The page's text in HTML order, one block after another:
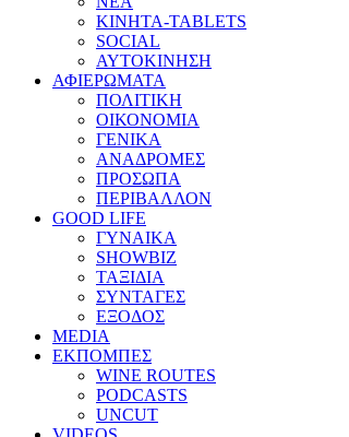
ΚΙΝΗΤΑ-TABLETS
SOCIAL
ΑΥΤΟΚΙΝΗΣΗ
ΑΦΙΕΡΩΜΑΤΑ
ΠΟΛΙΤΙΚΗ
ΟΙΚΟΝΟΜΙΑ
ΓΕΝΙΚΑ
ΑΝΑΔΡΟΜΕΣ
ΠΡΟΣΩΠΑ
ΠΕΡΙΒΑΛΛΟΝ
GOOD LIFE
ΓΥΝΑΙΚΑ
SHOWBIZ
ΤΑΞΙΔΙΑ
ΣΥΝΤΑΓΕΣ
ΕΞΟΔΟΣ
MEDIA
ΕΚΠΟΜΠΕΣ
WINE ROUTES
PODCASTS
UNCUT